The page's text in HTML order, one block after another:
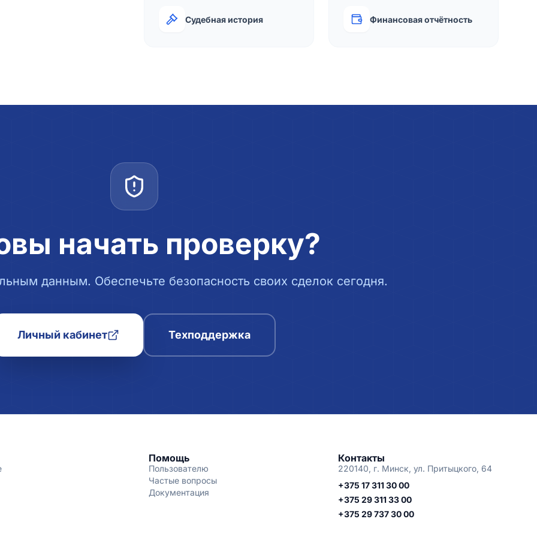
Судебная история Финансовая отчётность
начать проверку?
данным. Обеспечьте безопасность своих сделок сегодня.
Личный кабинет Техподдержка
Помощь
Пользователю
Частые вопросы
Документация
Контакты
220140, г. Минск, ул. Притыцкого, 64
+375 17 311 30 00
+375 29 311 33 00
+375 29 737 30 00